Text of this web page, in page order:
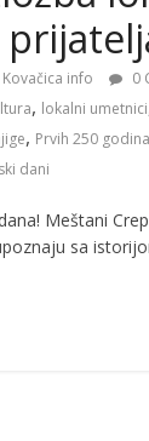
Kovačica info
0
, lokalni umetnici
, Prvih 250 godina
dani
Meštani
sa